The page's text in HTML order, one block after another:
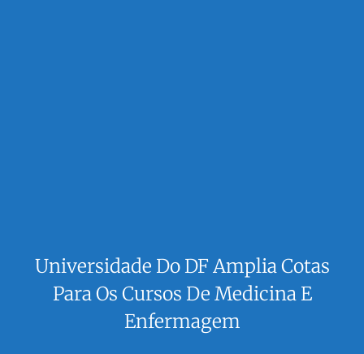
Universidade Do DF Amplia Cotas
Para Os Cursos De Medicina E
Enfermagem